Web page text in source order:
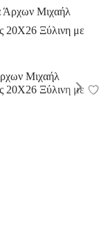
Μιχαήλ
20Χ26 Ξύλινη με